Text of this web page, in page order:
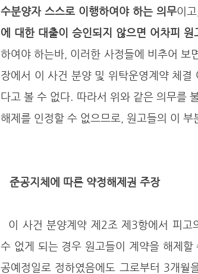
수분양자 스스로 이행하여야 하는 의무이
에 대한 대출이 승인되지 않으면 어차피
하여야 하는바, 이러한 사정들에 비추어
장에서 이 사건 분양 및 위탁운영계약 체
다고 볼 수 없다. 따라서 위와 같은 의무를
해제를 인정할 수 없으므로, 원고들의 이 부
   준공지체에 따른 약정해제권 주장
수 없게 되는 경우 원고들이 계약을 해제
공예정일로 정하였음에도 그로부터 3개